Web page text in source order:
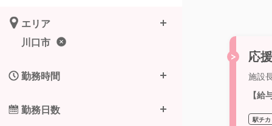
応
施設
【
駅チ
エリア
川口市
勤務時間
勤務日数